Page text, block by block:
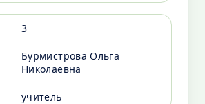
3
Бурмистрова Ольга
Николаевна
учитель